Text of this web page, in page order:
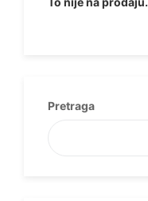
Pretraga